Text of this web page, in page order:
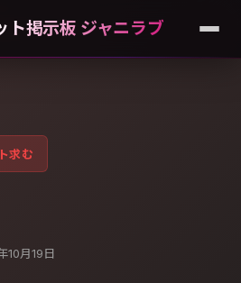
ト掲示板 ジャニラブ
求む
10月19日